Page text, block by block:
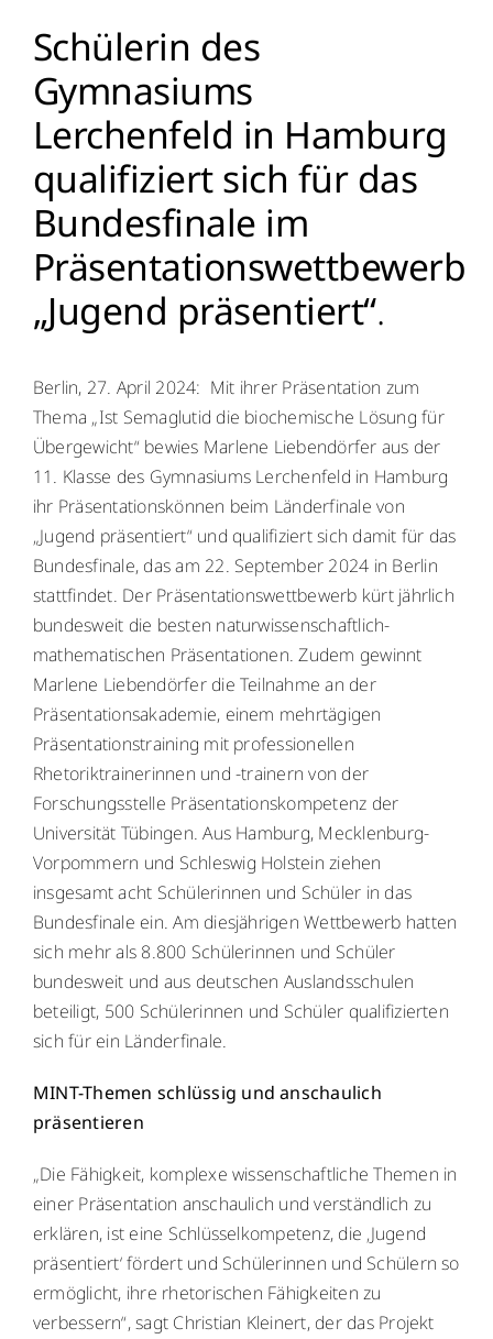
Schülerin des
Gymnasiums
Lerchenfeld in Hamburg
qualifiziert sich für das
Bundesfinale im
Präsentationswettbewerb
„Jugend präsentiert“.
Berlin, 27. April 2024: Mit ihrer Präsentation zum
Thema „Ist Semaglutid die biochemische Lösung für
Übergewicht“ bewies Marlene Liebendörfer aus der
11. Klasse des Gymnasiums Lerchenfeld in Hamburg
ihr Präsentationskönnen beim Länderfinale von
„Jugend präsentiert“ und qualifiziert sich damit für das
Bundesfinale, das am 22. September 2024 in Berlin
stattfindet. Der Präsentationswettbewerb kürt jährlich
bundesweit die besten naturwissenschaftlich-
mathematischen Präsentationen. Zudem gewinnt
Marlene Liebendörfer die Teilnahme an der
Präsentationsakademie, einem mehrtägigen
Präsentationstraining mit professionellen
Rhetoriktrainerinnen und -trainern von der
Forschungsstelle Präsentationskompetenz der
Universität Tübingen. Aus Hamburg, Mecklenburg-
Vorpommern und Schleswig Holstein ziehen
insgesamt acht Schülerinnen und Schüler in das
Bundesfinale ein. Am diesjährigen Wettbewerb hatten
sich mehr als 8.800 Schülerinnen und Schüler
bundesweit und aus deutschen Auslandsschulen
beteiligt, 500 Schülerinnen und Schüler qualifizierten
sich für ein Länderfinale.
MINT-Themen schlüssig und anschaulich
präsentieren
„Die Fähigkeit, komplexe wissenschaftliche Themen in
einer Präsentation anschaulich und verständlich zu
erklären, ist eine Schlüsselkompetenz, die ‚Jugend
präsentiert‘ fördert und Schülerinnen und Schülern so
ermöglicht, ihre rhetorischen Fähigkeiten zu
verbessern“, sagt Christian Kleinert, der das Projekt